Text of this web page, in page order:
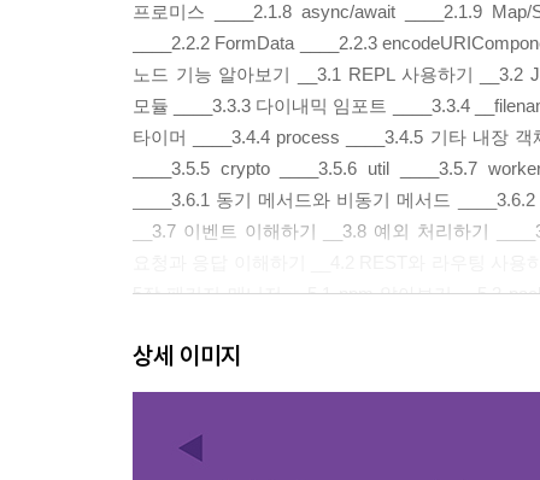
프로미스 ____2.1.8 async/await ____2.1.9
____2.2.2 FormData ____2.2.3
노드 기능 알아보기 __3.1 REPL 사용하기 __3.2
모듈 ____3.3.3 다이내믹 임포트 ____3.3.4
타이머 ____3.4.4 process ____3.4.5 기타 내장
____3.5.5 crypto ____3.5.6 util ____3.5.7
____3.6.1 동기 메서드와 비동기 메서드
__3.7 이벤트 이해하기 __3.8 예외 처리하기
5장 패키지 매니저 __5.1 npm 알아보기 __5.2
미들웨어 ____6.2.1 morgan ____6.2.2 static
특성 활용하기 ____6.2.7 multer __6.3 Router 객
설치하기 ____7.2.1 윈도 ____7.2.2 맥
상세 이미지